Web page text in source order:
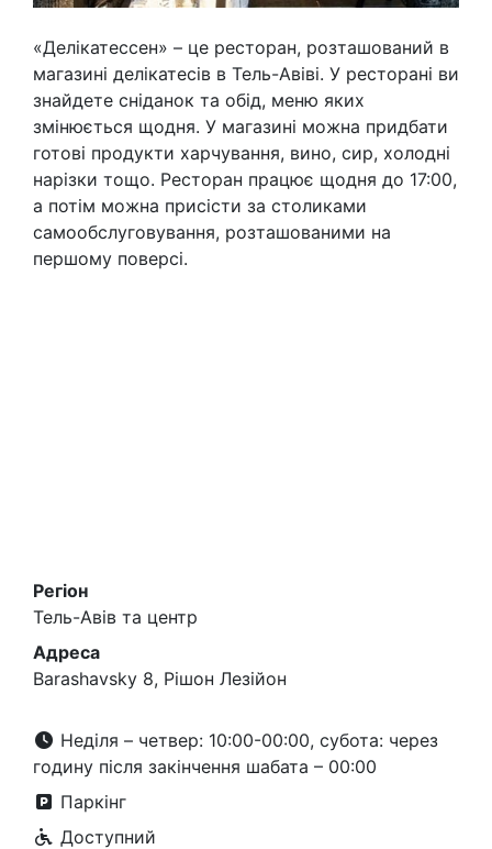
«Делікатессен» – це ресторан, розташований в
магазині делікатесів в Тель-Авіві. У ресторані ви
знайдете сніданок та обід, меню яких
змінюється щодня. У магазині можна придбати
готові продукти харчування, вино, сир, холодні
нарізки тощо. Ресторан працює щодня до 17:00,
а потім можна присісти за столиками
самообслуговування, розташованими на
першому поверсі.
Регіон
Тель-Авів та центр
Адреса
Barashavsky 8, Рішон Лезійон
Неділя – четвер: 10:00-00:00, субота: через
годину після закінчення шабата – 00:00
Паркінг
Доступний